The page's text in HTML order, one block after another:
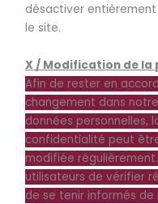
désactiver
le site.
X / Modification de
Afin de rester en
changement dans
données personnelles,
confidentialité peut
modifiée
utilisateurs de vérifier
de se tenir informés